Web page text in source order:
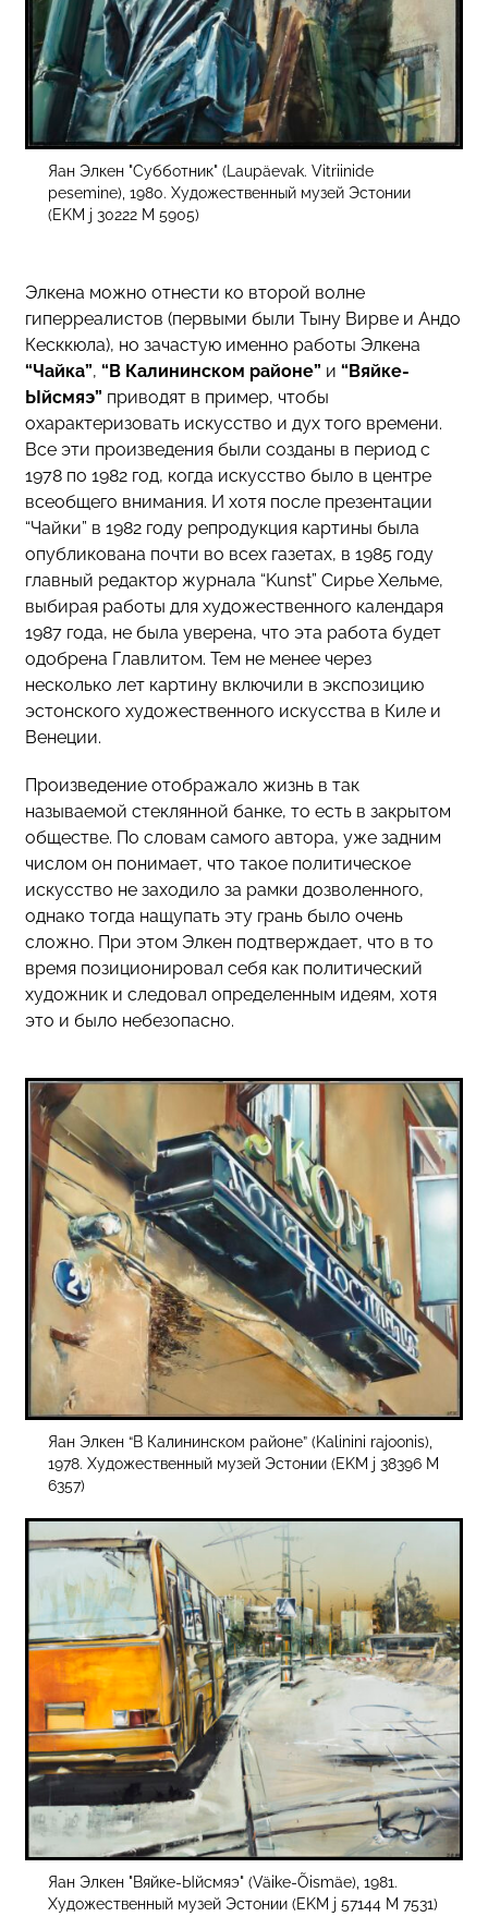
Яан Элкен "Субботник" (Laupäevak. Vitriinide
pesemine), 1980. Художественный музей Эстонии
(EKM j 30222 M 5905)
Элкена можно отнести ко второй волне
гиперреалистов (первыми были Тыну Вирве и Андо
Кесккюла), но зачастую именно работы Элкена
“Чайка”,“В Калининском районе” и“Вяйке-
Ыйсмяэ” приводят в пример, чтобы
охарактеризовать искусство и дух того времени.
Все эти произведения были созданы в период с
1978 по 1982 год, когда искусство было в центре
всеобщего внимания. И хотя после презентации
“Чайки” в 1982 году репродукция картины была
опубликована почти во всех газетах, в 1985 году
главный редактор журнала “Kunst” Сирье Хельме,
выбирая работы для художественного календаря
1987 года, не была уверена, что эта работа будет
одобрена Главлитом. Тем не менее через
несколько лет картину включили в экспозицию
эстонского художественного искусства в Киле и
Венеции.
Произведение отображало жизнь в так
называемой стеклянной банке, то есть в закрытом
обществе. По словам самого автора, уже задним
числом он понимает, что такое политическое
искусство не заходило за рамки дозволенного,
однако тогда нащупать эту грань было очень
сложно. При этом Элкен подтверждает, что в то
время позиционировал себя как политический
художник и следовал определенным идеям, хотя
это и было небезопасно.
Яан Элкен “В Калининском районе” (Kalinini rajoonis),
1978. Художественный музей Эстонии (EKM j 38396 M
6357)
Яан Элкен "Вяйке-Ыйсмяэ" (Väike-Õismäe), 1981.
Художественный музей Эстонии (EKM j 57144 M 7531)